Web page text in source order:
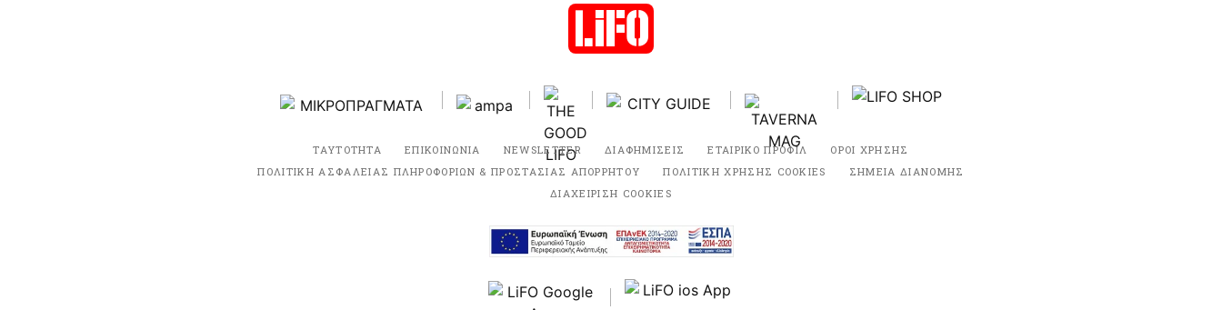
ΤΑΥΤΟΤΗΤΑ ΕΠΙΚΟΙΝΩΝΙΑ NEWSLETTER ΔΙΑΦΗΜΙΣΕΙΣ ΕΤΑΙΡΙΚΟ ΠΡΟΦΙΛ
ΟΡΟΙ ΧΡΗΣΗΣ
ΠΟΛΙΤΙΚΗ ΑΣΦΑΛΕΙΑΣ ΠΛΗΡΟΦΟΡΙΩΝ & ΠΡΟΣΤΑΣΙΑΣ ΑΠΟΡΡΗΤΟΥ
ΠΟΛΙΤΙΚΗ ΧΡΗΣΗΣ COOKIES
ΣΗΜΕΙΑ ΔΙΑΝΟΜΗΣ
ΔΙΑΧΕΙΡΙΣΗ COOKIES